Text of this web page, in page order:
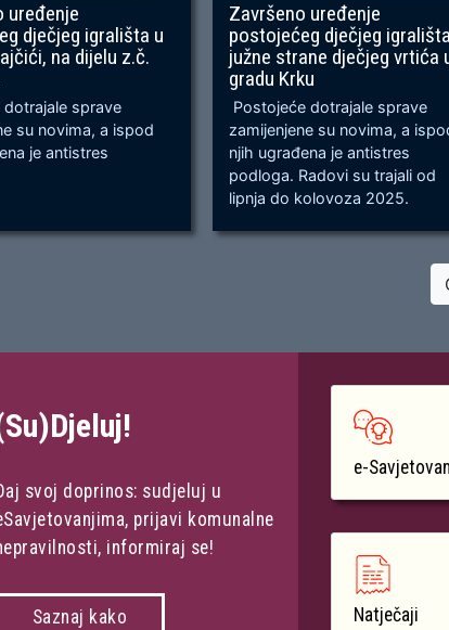
uređenje
dječjeg igrališta u
na dijelu z.č.
dotrajale sprave
su novima, a ispod
je antistres
Završeno uređenje
postojećeg dječjeg
južne strane dječjeg vrtića
gradu Krku
Postojeće dotrajale sprave
zamijenjene su novima, a
njih ugrađena je antistres
podloga. Radovi su trajali od
lipnja do kolovoza 2025.
svoj doprinos: sudjeluj u
prijavi komunalne
informiraj se!
Saznaj kako
e-
Natječaji